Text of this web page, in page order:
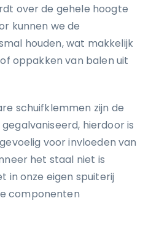
over de gehele hoogte
kunnen we de
houden, wat makkelijk
oppakken van balen uit
schuifklemmen zijn de
hierdoor is
voor invloeden van
het staal niet is
in onze eigen spuiterij
componenten